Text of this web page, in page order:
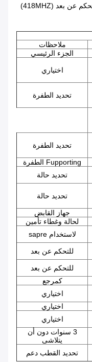
ملاحظات
الجزء الرئيسي
اختياري
تحديد الطفرة
تحديد الطفرة
Fupporting الطفرة
تحديد حالة
تحديد حالة
جهاز القابض
لحالة وغطاء تأمين
لاستخدام sapre
للتحكم عن بعد
للتحكم عن بعد
كمرجع
اختياري
اختياري
اختياري
3 سنوات دون أن
يتلاشى
تحديد القطب دعم